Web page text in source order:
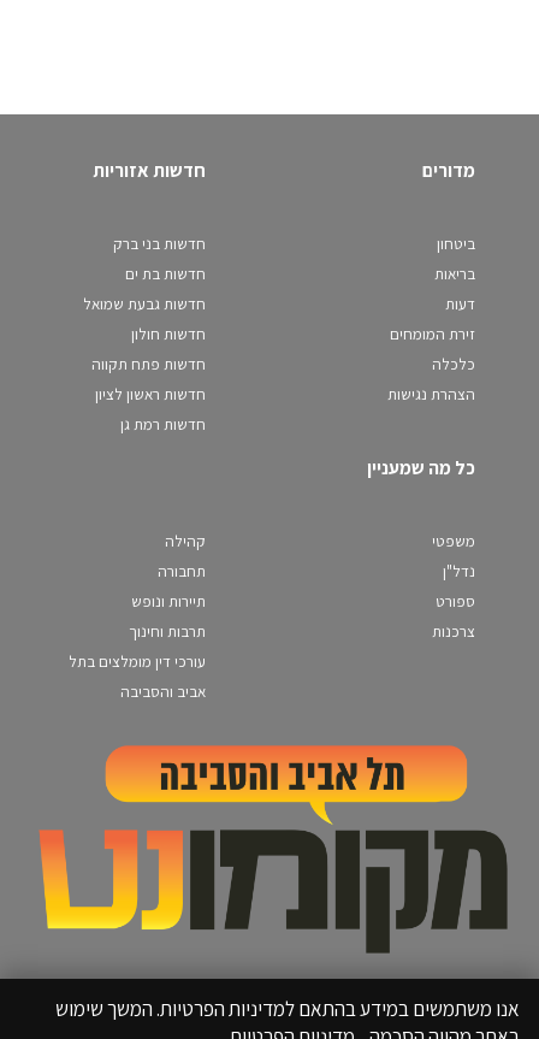
מדורים
ביטחון
בריאות
דעות
זירת המומחים
כלכלה
הצהרת נגישות
חדשות אזוריות
חדשות בני ברק
חדשות בת ים
חדשות גבעת שמואל
חדשות חולון
חדשות פתח תקווה
חדשות ראשון לציון
חדשות רמת גן
כל מה שמעניין
משפטי
נדל"ן
ספורט
צרכנות
קהילה
תחבורה
תיירות ונופש
תרבות וחינוך
עורכי דין מומלצים בתל
אביב והסביבה
אנו משתמשים במידע בהתאם למדיניות הפרטיות. המשך שימוש